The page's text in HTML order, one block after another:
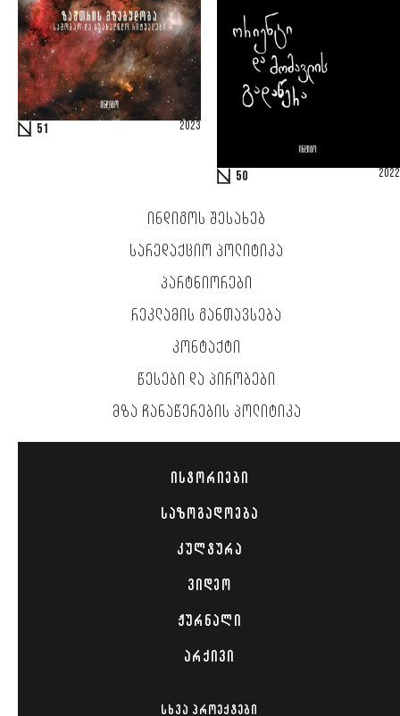
51 2023
50 2022
ᲘᲜᲓᲘᲒᲝᲡ ᲨᲔᲡᲐᲮᲔᲑ
ᲡᲐᲠᲔᲓᲐᲥᲪᲘᲝ ᲞᲝᲚᲘᲢᲘᲙᲐ
ᲞᲐᲠᲢᲜᲘᲝᲠᲔᲑᲘ
ᲠᲔᲙᲚᲐᲛᲘᲡ ᲒᲐᲜᲗᲐᲕᲡᲔᲑᲐ
ᲙᲝᲜᲢᲐᲥᲢᲘ
ᲬᲔᲡᲔᲑᲘ ᲓᲐ ᲞᲘᲠᲝᲑᲔᲑᲘ
ᲛᲖᲐ ᲩᲐᲜᲐᲬᲔᲠᲔᲑᲘᲡ ᲞᲝᲚᲘᲢᲘᲙᲐ
ᲘᲡᲢᲝᲠᲘᲔᲑᲘ
ᲡᲐᲖᲝᲒᲐᲓᲝᲔᲑᲐ
ᲙᲣᲚᲢᲣᲠᲐ
ᲕᲘᲓᲔᲝ
ᲟᲣᲠᲜᲐᲚᲘ
ᲐᲠᲥᲘᲕᲘ
ᲡᲮᲕᲐ ᲞᲠᲝᲔᲥᲢᲔᲑᲘ